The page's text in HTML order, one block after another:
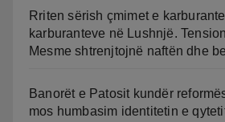
Rriten sërish çmimet e
karburanteve në Lushnjë.
Mesme shtrenjtojnë naftën dhe
Banorët e Patosit kundër
mos humbasim identitetin e